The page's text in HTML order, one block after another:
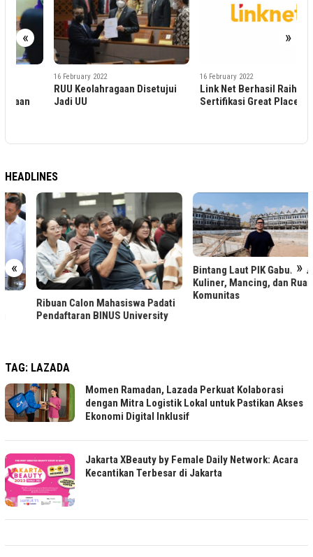
« »
16 February 2022
RUU Keolahragaan Disetujui
Jadi UU
16 February 2022
Link Net Berhasil Raih
Sertifikasi Great Place to Work
HEADLINES
« »
Ribuan Calon Mahasiswa Padati
Pendaftaran BINUS University
Bintang Laut PIK Gabungkan
Kuliner, Mancing, dan Ruang
Komunitas
TAG: LAZADA
Momen Ramadan, Lazada Perkuat Kolaborasi
dengan Mitra Logistik Lokal untuk Pastikan Akses
Ekonomi Digital Inklusif
Jakarta XBeauty by Female Daily Network: Acara
Kecantikan Terbesar di Jakarta